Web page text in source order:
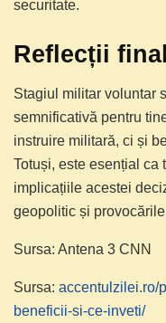
securitate.
Reflecții
Stagiul militar voluntar
semnificativă pentru
instruire militară, ci și
Totuși, este esențial ca
implicațiile acestei
geopolitic și
Sursa: Antena 3 CNN
Sursa: accentulzilei.ro/
beneficii-si-ce-inveti/